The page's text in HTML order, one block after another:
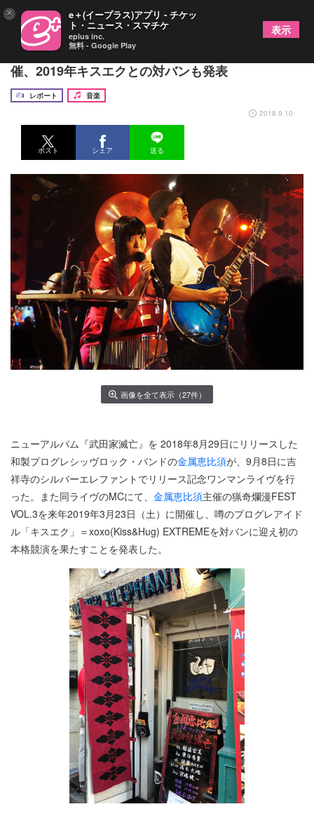
金属恵比須が『武田家滅亡』リリース記念ライヴ開
催、2019年キスエクとの対バンも発表
レポート
音楽
2018.9.10
ポスト シェア 送る
画像を全て表示（27件）
ニューアルバム『武田家滅亡』を 2018年8月29日にリリースした
和製プログレシッヴロック・バンドの金属恵比須が、9月8日に吉
祥寺のシルバーエレファントでリリース記念ワンマンライヴを行
った。また同ライヴのMCにて、 金属恵比須主催の猟奇爛漫FEST
VOL.3を来年2019年3月23日（土）に開催し、噂のプログレアイド
ル「キスエク」＝xoxo(Kiss&Hug) EXTREMEを対バンに迎え初の
本格競演を果たすことを発表した。
× e＋(イープラス)アプリ - チケッ
ト・ニュース・スマチケ
eplus inc.
無料 - Google Play
表示